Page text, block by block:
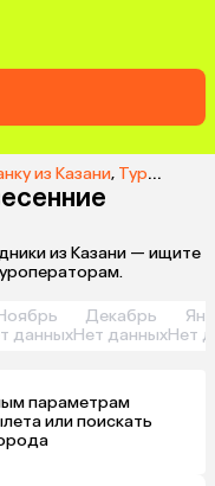
из Казани, Туры в Аругам Бэй из Казани
из Казани — ищите
данных
Декабрь
Нет данныхНет
параметрам